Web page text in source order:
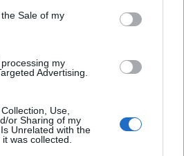
Sale of my
my
Advertising.
Use,
or Sharing of my
Unrelated with the
was collected.
E
MÁS